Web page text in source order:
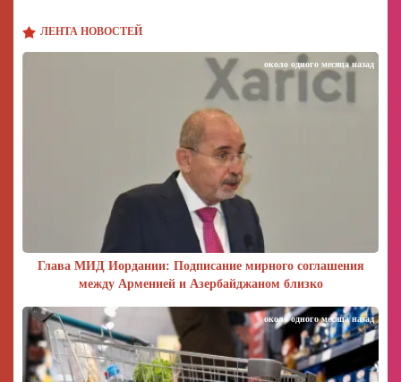
ЛЕНТА НОВОСТЕЙ
Глава МИД Иордании: Подписание мирного соглашения
между Арменией и Азербайджаном близко
около одного месяца назад
около одного месяца назад